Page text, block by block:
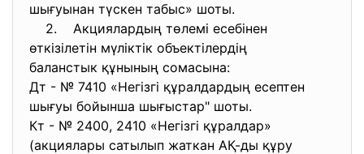
шығуынан түскен табыс» шоты.
2. Акциялардың төлемі есебінен
өткізілетін мүліктік объектілердің
баланстык құнының сомасына:
Дт - № 7410 «Негізгі құралдардың есептен
шығуы бойынша шығыстар" шоты.
Кт - № 2400, 2410 «Негізгі құралдар»
(акциялары сатылып жаткан АҚ-ды құру